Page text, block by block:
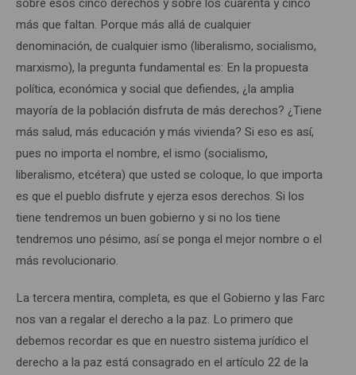
más que faltan. Porque más allá de cualquier
denominación, de cualquier ismo (liberalismo, socialismo,
marxismo), la pregunta fundamental es: En la propuesta
política, económica y social que defiendes, ¿la amplia
mayoría de la población disfruta de más derechos? ¿Tiene
más salud, más educación y más vivienda? Si eso es así,
pues no importa el nombre, el ismo (socialismo,
liberalismo, etcétera) que usted se coloque, lo que importa
es que el pueblo disfrute y ejerza esos derechos. Si los
tiene tendremos un buen gobierno y si no los tiene
tendremos uno pésimo, así se ponga el mejor nombre o el
más revolucionario.
La tercera mentira, completa, es que el Gobierno y las Farc
nos van a regalar el derecho a la paz. Lo primero que
debemos recordar es que en nuestro sistema jurídico el
derecho a la paz está consagrado en el artículo 22 de la